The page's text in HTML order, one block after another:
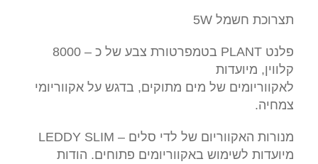
תצרוכת חשמל 5W
פלנט PLANT בטמפרטורת צבע של כ – 8000
קלווין, מיועדות
לאקווריומים של מים מתוקים, בדגש על אקווריומי
צמחיה.
מנורות האקווריום של לדי סלים – LEDDY SLIM
מיועדות לשימוש באקווריומים פתוחים. הודות